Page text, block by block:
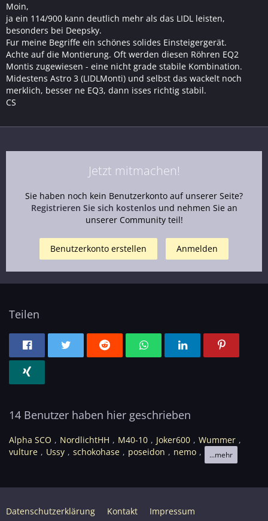
Moin,
ja ein 114/900 kann deutlich mehr als das LIDL leisten,
besonders bei Deepsky.
Fur meine Begriffe ein schönes solides Einsteigergerät.
Achte auf die Montierung. Oft werden diesen Röhren EQ2
Montis zugewiesen - eine nicht grade stabile Kombination.
Midestens Astro 3 (LIDLMonti) und selbst das wackelt noch
merklich, besser ne EQ3, dann isses richtig stabil.
CS
Jetzt mitmachen!
Sie haben noch kein Benutzerkonto auf unserer Seite?
Registrieren Sie sich kostenlosund nehmen Sie an
unserer Community teil!
Benutzerkonto erstellen Anmelden
Teilen
14 Benutzer haben hier geschrieben
Alpha SCO NordlichtHH M40-10 Joker600
Wummer
vulture
Ussy schokohase poseidon nemo ...mehr
Datenschutzerklärung Kontakt Impressum